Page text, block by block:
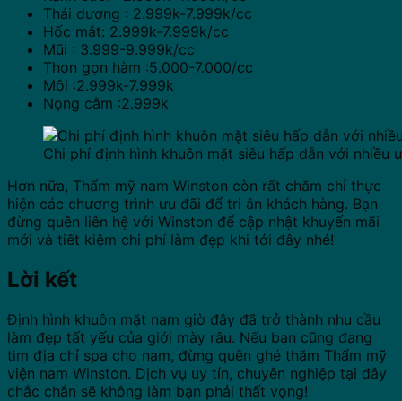
Thái dương : 2.999k-7.999k/cc
Hốc mắt: 2.999k-7.999k/cc
Mũi : 3.999-9.999k/cc
Thon gọn hàm :5.000-7.000/cc
Môi :2.999k-7.999k
Nọng cằm :2.999k
Chi phí định hình khuôn mặt siêu hấp dẫn với nhiều
Hơn nữa, Thẩm mỹ nam Winston còn rất chăm chỉ thực
hiện các chương trình ưu đãi để tri ân khách hàng. Bạn
đừng quên liên hệ với Winston để cập nhật khuyến mãi
mới và tiết kiệm chi phí làm đẹp khi tới đây nhé!
Lời kết
Định hình khuôn mặt nam giờ đây đã trở thành nhu cầu
làm đẹp tất yếu của giới mày râu. Nếu bạn cũng đang
tìm địa chỉ spa cho nam, đừng quên ghé thăm Thẩm mỹ
viện nam Winston. Dịch vụ uy tín, chuyên nghiệp tại đây
chắc chắn sẽ không làm bạn phải thất vọng!